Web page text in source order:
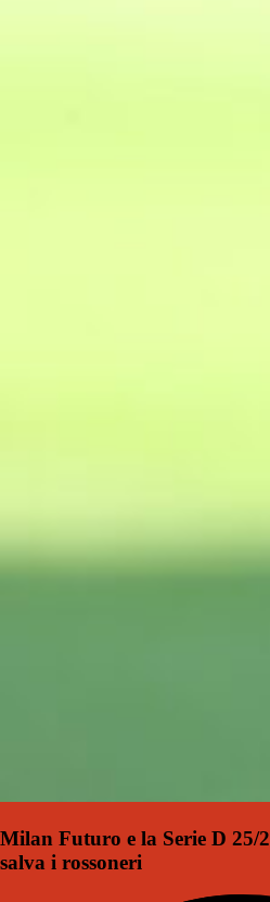
Milan Futuro e la Serie D 25/
salva i rossoneri